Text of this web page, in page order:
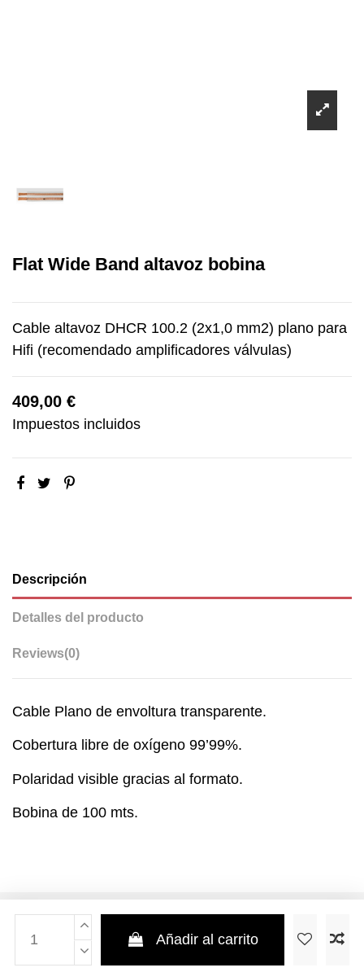
Flat Wide Band altavoz bobina
Cable altavoz DHCR 100.2 (2x1,0 mm2) plano para
Hifi (recomendado amplificadores válvulas)
409,00 €
Impuestos incluidos
Añadir al carrito
Descripción
Detalles del producto
Reviews(0)
Cable Plano de envoltura transparente.
Cobertura libre de oxígeno 99’99%.
Polaridad visible gracias al formato.
Bobina de 100 mts.